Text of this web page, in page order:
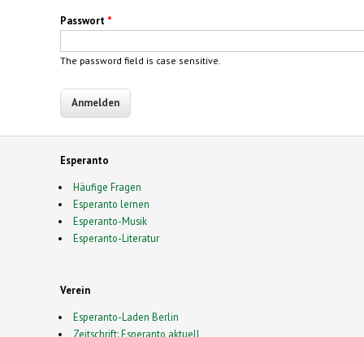
Passwort *
The password field is case sensitive.
Esperanto
Häufige Fragen
Esperanto lernen
Esperanto-Musik
Esperanto-Literatur
Verein
Esperanto-Laden Berlin
Zeitschrift: Esperanto aktuell